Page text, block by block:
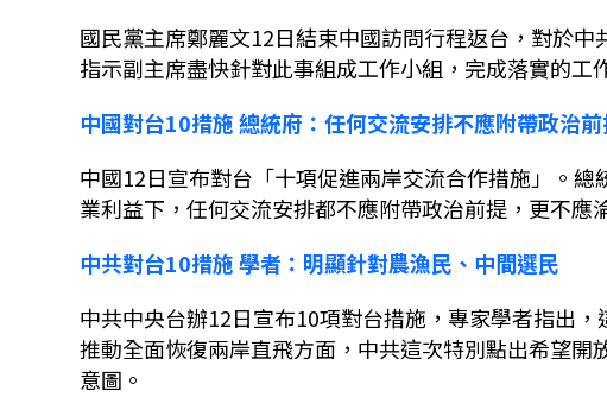
國民黨主席鄭麗文12日結束中國訪問行程返台，對於
指示副主席盡快針對此事組成工作小組，完成落實的工
中國對台10措施 總統府：任何交流安排不應附帶政治
中國12日宣布對台「十項促進兩岸交流合作措施」。
業利益下，任何交流安排都不應附帶政治前提，更不應
中共對台10措施 學者：明顯針對農漁民、中間選民
中共中央台辦12日宣布10項對台措施，專家學者指出
推動全面恢復兩岸直飛方面，中共這次特別點出希望
意圖。